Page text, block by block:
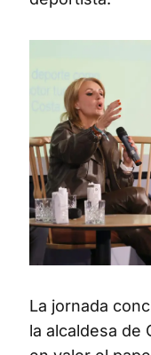
La jornada
la alcaldesa de